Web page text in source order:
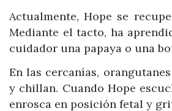
Actualmente, Hope se
Mediante el tacto, ha
cuidador una papaya o una
En las cercanías,
y chillan. Cuando Hope
enrosca en posición fetal y